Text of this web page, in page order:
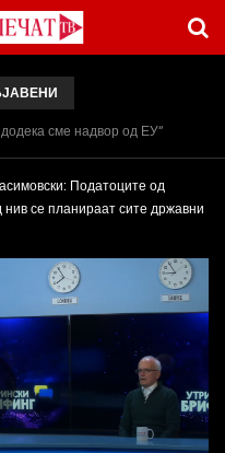
сме надвор од ЕУ“
Податоците од
се планираат сите државни